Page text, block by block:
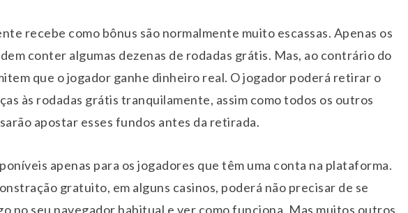
recebe como bônus são normalmente muito escassas. Apenas os
conter algumas dezenas de rodadas grátis. Mas, ao contrário do
que o jogador ganhe dinheiro real. O jogador poderá retirar o
às rodadas grátis tranquilamente, assim como todos os outros
apostar esses fundos antes da retirada.
apenas para os jogadores que têm uma conta na plataforma.
gratuito, em alguns casinos, poderá não precisar de se
no seu navegador habitual e ver como funciona. Mas muitos outros